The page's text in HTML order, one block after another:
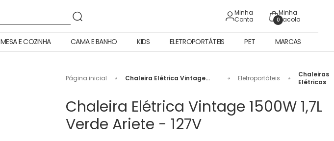
Minha
Conta
0
Minha
Sacola
MESA E COZINHA CAMA E BANHO KIDS ELETROPORTÁTEIS PET MARCAS
Página inicial
Chaleira Elétrica Vintage
Eletroportáteis
Chaleiras
Elétricas
Chaleira Elétrica Vintage 1500W 1,7L
Verde Ariete - 127V